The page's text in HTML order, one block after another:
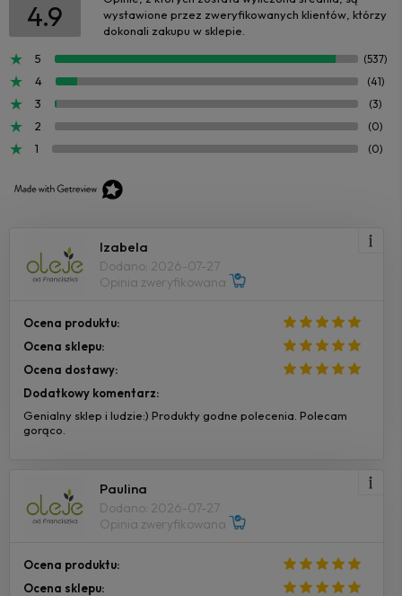
4.9
wystawione przez zweryfikowanych klientów, którzy
dokonali zakupu w sklepie.
5
(537)
4 (41)
3 (3)
2 (0)
1 (0)
Izabela
Dodano: 2026-07-27
Opinia zweryfikowana
Ocena produktu:
Ocena sklepu:
Ocena dostawy:
Dodatkowy komentarz:
Genialny sklep i ludzie:) Produkty godne polecenia. Polecam
gorąco.
Paulina
Dodano: 2026-07-27
Opinia zweryfikowana
Ocena produktu:
Ocena sklepu: